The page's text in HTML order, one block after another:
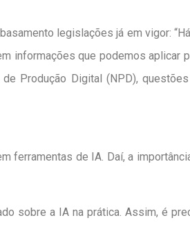
legislações já em vigor:
informações que podemos aplicar
Produção Digital (NPD),
ferramentas de IA. Daí, a
sobre a IA na prática. Assim, é